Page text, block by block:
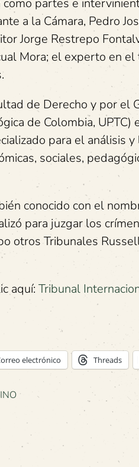
partes e
a la Cámara, Pedro
Jorge Restrepo
Mora; el experto en
de Derecho y por el
de Colombia, UPTC)
para el análisis
sociales,
conocido con el
para juzgar los
otros Tribunales
aquí: Tribunal
electrónico Threads